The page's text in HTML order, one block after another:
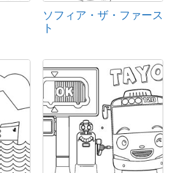
ソフィア・ザ・ファース
ト